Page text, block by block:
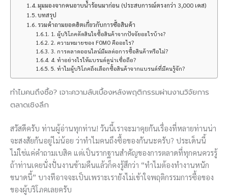
มุมมองจากคนอาบน้ำร้อนมาก่อน (ประสบการณ์ตรงกว่า 3,000 เคส)
บทสรุป
รวมคำถามยอดฮิตเกี่ยวกับการซื้อสินค้า
1. ผู้บริโภคตัดสินใจซื้อสินค้าจากปัจจัยอะไรบ้าง?
2. ความหมายของ FOMO คืออะไร?
3. การตลาดออนไลน์มีผลต่อการซื้อสินค้าหรือไม่?
4. ทำอย่างไรให้แบรนด์ดูน่าเชื่อถือ?
5. ทำไมผู้บริโภคถึงเลือกซื้อสินค้าจากแบรนด์ที่มีคนรู้จัก?
ทำไมคนถึงซื้อ? เจาะความลับเบื้องหลังพฤติกรรมผ่านงานวิจัยการ
ตลาดเชิงลึก
สวัสดีครับ ท่านผู้อ่านทุกท่าน! วันนี้เราจะมาคุยกันเรื่องที่หลายท่านน่า
จะสงสัยกันอยู่ไม่น้อย ว่าทำไมคนถึงซื้อของกันนะครับ? ประเด็นนี้
ไม่ใช่แค่คำถามเบสิค แต่เป็นรากฐานสำคัญของการตลาดที่ทุกคนควรรู้
ถ้าท่านเคยนั่งปั่นงานข้ามคืนแล้วก็คงรู้สึกว่า “ทำไมต้องทำงานหนัก
ขนาดนี้” บางทีอาจจะเป็นเพราะเรายังไม่เข้าใจพฤติกรรมการซื้อของ
ของผู้บริโภคเลยครับ